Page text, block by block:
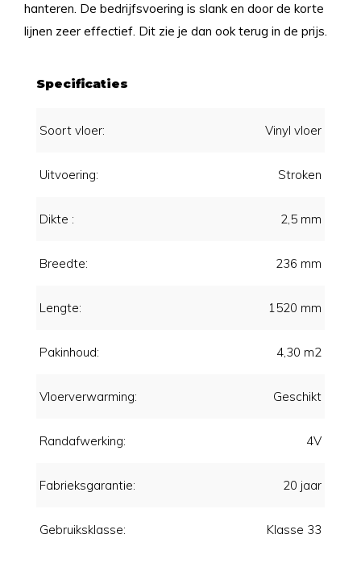
hanteren. De bedrijfsvoering is slank en door de korte
lijnen zeer effectief. Dit zie je dan ook terug in de prijs.
Specificaties
Soort vloer: Vinyl vloer
Uitvoering: Stroken
Dikte : 2,5 mm
Breedte: 236 mm
Lengte: 1520 mm
Pakinhoud: 4,30 m2
Vloerverwarming: Geschikt
Randafwerking: 4V
Fabrieksgarantie: 20 jaar
Gebruiksklasse: Klasse 33